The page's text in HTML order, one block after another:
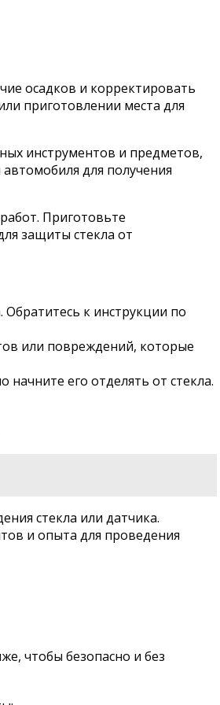
осадков и корректировать
приготовлении места для
инструментов и предметов,
для получения
Приготовьте
защиты стекла от
к инструкции по
или повреждений, которые
его отделять от стекла.
стекла или датчика.
и опыта для проведения
чтобы безопасно и без